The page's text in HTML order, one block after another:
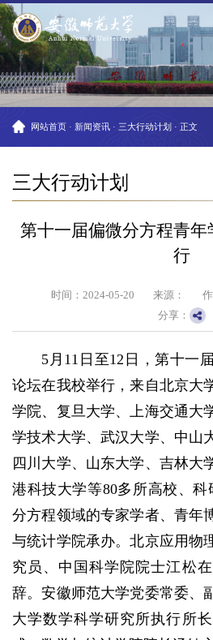
网站首页 · 新闻资讯 · 三大行动计划 · 正文
三大行动计划
第十一届偏微分方程青
行
时间：2024-05-20 来源：
分享：
5月11日至12日，第十一
论坛在我校举行，来自北京大
学院、复旦大学、上海交通大
学技术大学、武汉大学、中山
四川大学、山东大学、吉林大
港科技大学等80多所高校、科
分方程领域的专家学者、青年
与统计学院承办。北京应用物
究员、中国科学院院士江松
辞。安徽师范大学党委常委、
大学数学科学研究所执行所